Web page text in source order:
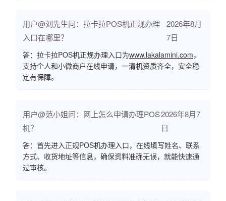
用户@刘先生问：拉卡拉POS机正规办理
入口在哪里？
2026年8月
7日
答：拉卡拉POS机正规办理入口为www.lakalamini.com，
支持个人和小微商户在线申请，一清机资质齐全，安全稳
定有保障。
用户@范小姐问：网上怎么申请办理POS
机？
2026年8月7
日
答：首先进入正规POS机办理入口，在线填写姓名、联系
方式、收货地址等信息，确保资料准确无误，就能快速通
过审核。